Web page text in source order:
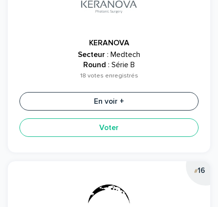
KERANOVA
Secteur : Medtech
Round : Série B
18 votes enregistrés
En voir +
Voter
#16